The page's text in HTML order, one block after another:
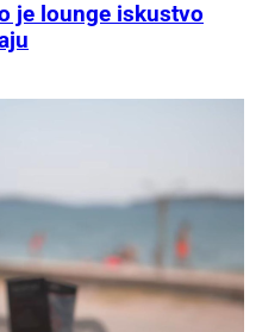
je lounge iskustvo